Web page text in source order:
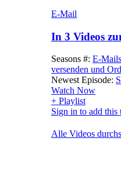
E-Mail
In 3 Videos
Seasons #: E-
versenden und
Newest Episode:
Watch Now
+ Playlist
Sign in to add
Alle Videos